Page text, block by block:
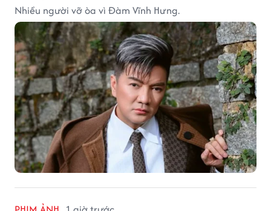
Nhiều người vỡ òa vì Đàm Vĩnh Hưng.